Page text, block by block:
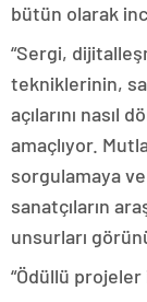
bütün olarak
“Sergi,
tekniklerinin,
açılarını nasıl
amaçlıyor.
sorgulamaya
sanatçıların
unsurları
“Ödüllü